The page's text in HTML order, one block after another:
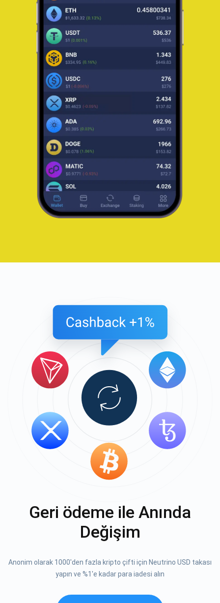
Geri ödeme ile Anında
Değişim
Anonim olarak 1000'den fazla kripto çifti için Neutrino USD takası
yapın ve %1'e kadar para iadesi alın